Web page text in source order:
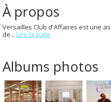
À propos
Versailles Club d'Affaires est une
de... Lire la suite
Albums photos